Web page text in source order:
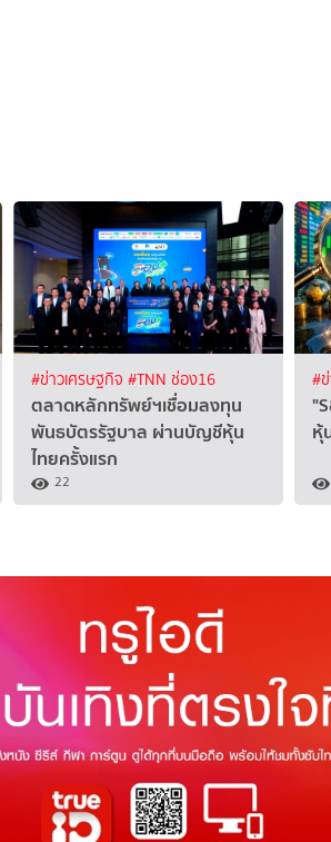
#ข่าวเศรษฐกิจ #TNN ช่อง16
ตลาดหลักทรัพย์ฯเชื่อมลงทุน
พันธบัตรรัฐบาล ผ่านบัญชีหุ้น
ไทยครั้งแรก
22
#
หุ้